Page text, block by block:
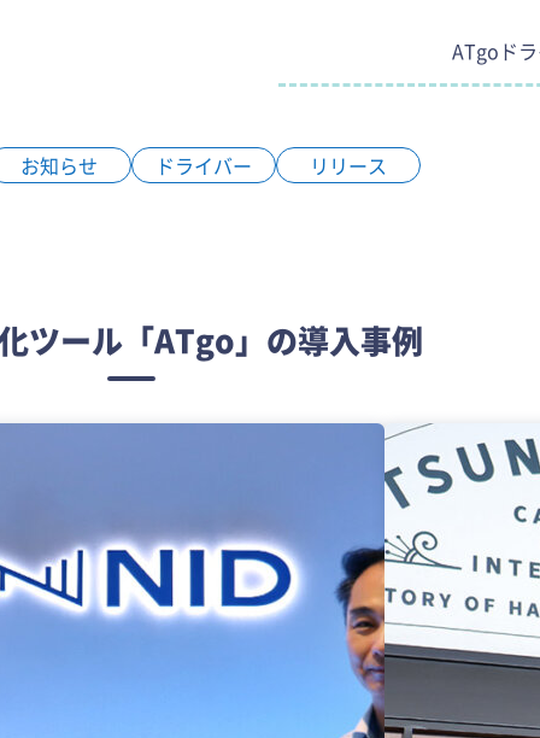
ATgoド
お知らせ ドライバー リリース
ツール「ATgo」の導入事例